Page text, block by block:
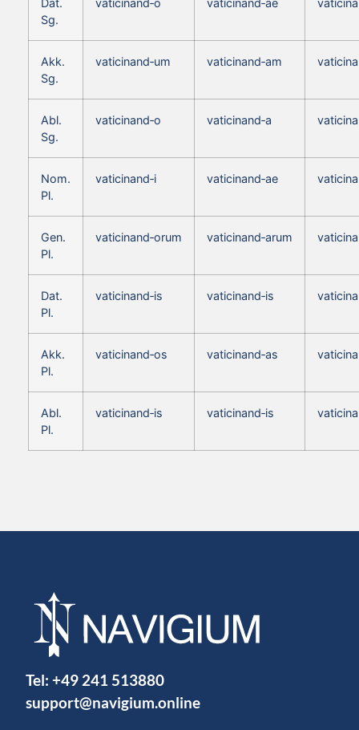
Sg.
Akk.
Sg.
vaticinand‑um vaticinand‑am
Abl.
Sg.
vaticinand‑o vaticinand‑a
Nom.
Pl.
vaticinand‑i vaticinand‑ae
Gen.
Pl.
vaticinand‑orum vaticinand‑arum
Dat.
Pl.
vaticinand‑is vaticinand‑is
Akk.
Pl.
vaticinand‑os vaticinand‑as
Abl.
Pl.
vaticinand‑is vaticinand‑is
Tel: +49 241 513880
support@navigium.online